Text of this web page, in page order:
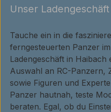
Unser
Tauche ein in die
ferngesteuerten Panzer
Ladengeschäft in
Auswahl an RC-Panzern,
sowie Figuren und
Panzer hautnah, teste
beraten. Egal, ob du